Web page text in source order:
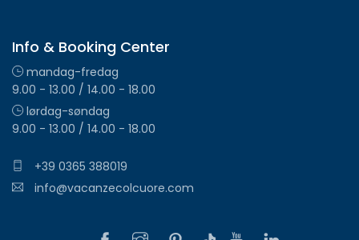
Info & Booking Center
mandag-fredag
9.00 - 13.00 / 14.00 - 18.00
lørdag-søndag
9.00 - 13.00 / 14.00 - 18.00
+39 0365 388019
info@vacanzecolcuore.com